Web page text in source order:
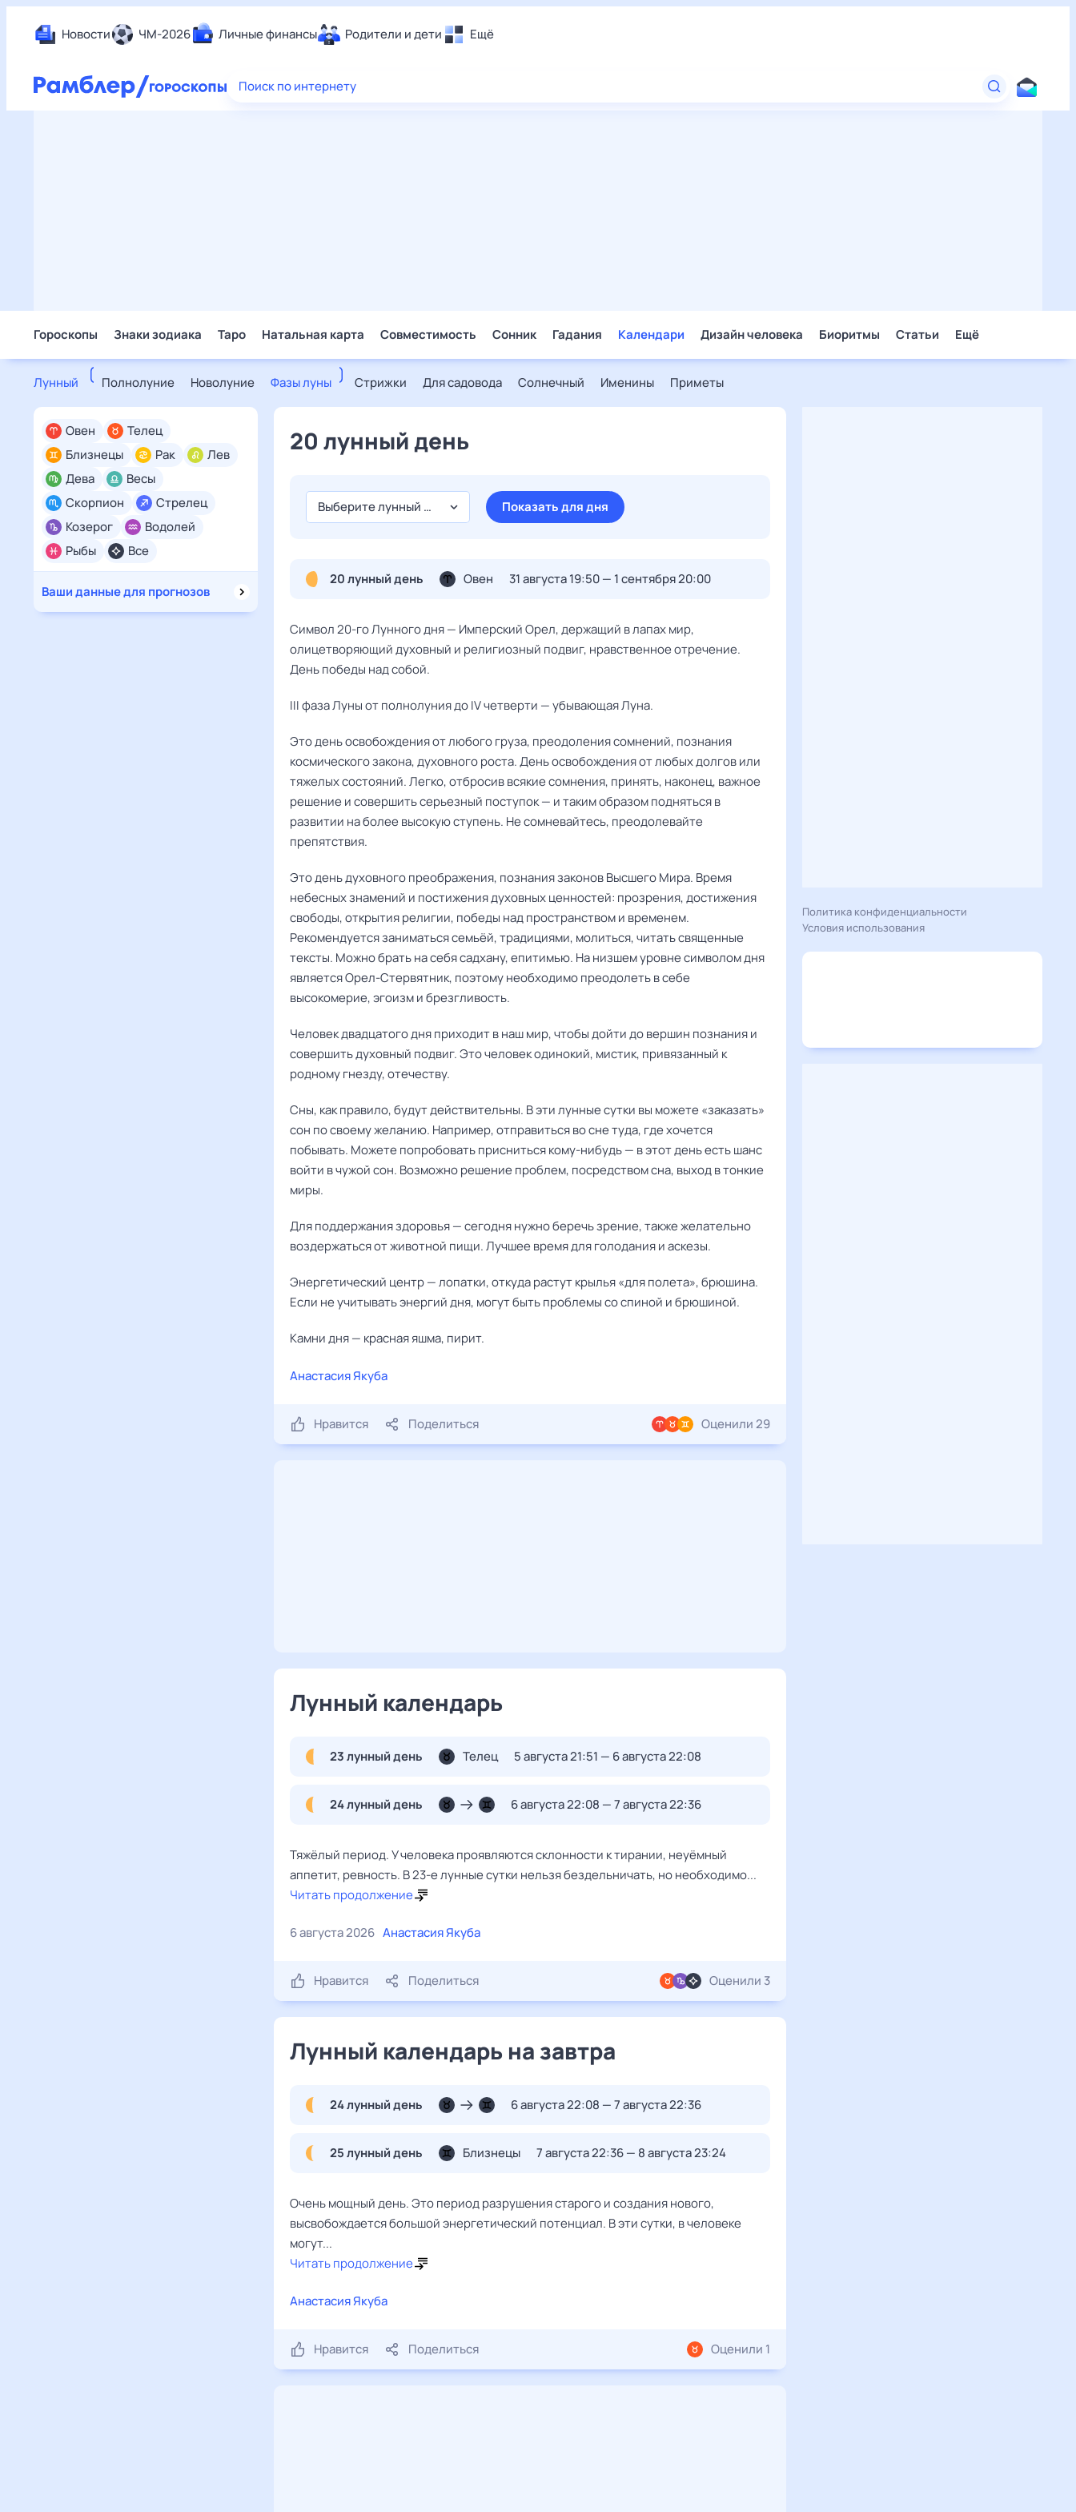
Новости ЧМ-2026 Личные финансы Родители и дети Ещё
Еда
Поиск по интернету
Гороскопы Знаки зодиака Таро Натальная карта Совместимость Сонник Гадания Календари Дизайн человека Биоритмы Статьи Ещё
Лунный Полнолуние Новолуние Фазы луны Стрижки Для садовода Солнечный Именины Приметы
Все
Овен
Телец
Близнецы
Рак
Лев
Дева
Весы
Скорпион
Стрелец
Козерог
Водолей
Рыбы
Ваши данные для прогнозов
20 лунный день
Выберите лунный день Показать для дня
20 лунный день Овен 31 августа 19:50 — 1 сентября 20:00
Символ 20-го Лунного дня — Имперский Орел, держащий в лапах мир,
олицетворяющий духовный и религиозный подвиг, нравственное отречение.
День победы над собой.
III фаза Луны от полнолуния до IV четверти — убывающая Луна.
Это день освобождения от любого груза, преодоления сомнений, познания
космического закона, духовного роста. День освобождения от любых долгов или
тяжелых состояний. Легко, отбросив всякие сомнения, принять, наконец, важное
решение и совершить серьезный поступок — и таким образом подняться в
развитии на более высокую ступень. Не сомневайтесь, преодолевайте
препятствия.
Это день духовного преображения, познания законов Высшего Мира. Время
небесных знамений и постижения духовных ценностей: прозрения, достижения
свободы, открытия религии, победы над пространством и временем.
Рекомендуется заниматься семьёй, традициями, молиться, читать священные
тексты. Можно брать на себя садхану, епитимью. На низшем уровне символом дня
является Орел-Стервятник, поэтому необходимо преодолеть в себе
высокомерие, эгоизм и брезгливость.
Человек двадцатого дня приходит в наш мир, чтобы дойти до вершин познания и
совершить духовный подвиг. Это человек одинокий, мистик, привязанный к
родному гнезду, отечеству.
Сны, как правило, будут действительны. В эти лунные сутки вы можете «заказать»
сон по своему желанию. Например, отправиться во сне туда, где хочется
побывать. Можете попробовать присниться кому-нибудь — в этот день есть шанс
войти в чужой сон. Возможно решение проблем, посредством сна, выход в тонкие
миры.
Для поддержания здоровья — сегодня нужно беречь зрение, также желательно
воздержаться от животной пищи. Лучшее время для голодания и аскезы.
Энергетический центр — лопатки, откуда растут крылья «для полета», брюшина.
Если не учитывать энергий дня, могут быть проблемы со спиной и брюшиной.
Камни дня — красная яшма, пирит.
Анастасия Якуба
Нравится Поделиться Оценили 29
Лунный календарь
23 лунный день Телец 5 августа 21:51 — 6 августа 22:08
24 лунный день 6 августа 22:08 — 7 августа 22:36
Тяжёлый период. У человека проявляются склонности к тирании, неуёмный
аппетит, ревность. В 23-е лунные сутки нельзя бездельничать, но необходимо...
Читать продолжение
6 августа 2026 Анастасия Якуба
Нравится Поделиться Оценили 3
Лунный календарь на завтра
24 лунный день 6 августа 22:08 — 7 августа 22:36
25 лунный день Близнецы 7 августа 22:36 — 8 августа 23:24
Очень мощный день. Это период разрушения старого и создания нового,
высвобождается большой энергетический потенциал. В эти сутки, в человеке
могут...
Читать продолжение
Анастасия Якуба
Нравится Поделиться Оценили 1
Политика конфиденциальности
Условия использования